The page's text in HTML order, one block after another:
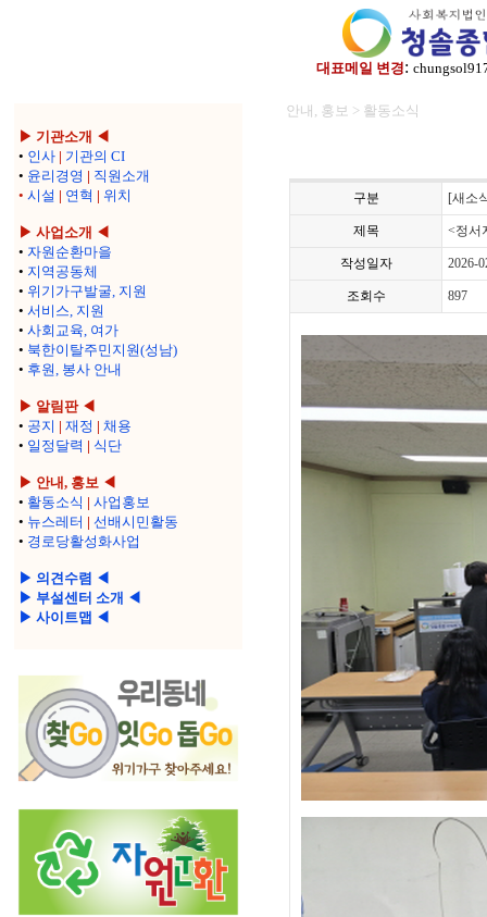
대표메일 변경:
▶ 기관소개 ◀
• 인사 | 기관의 CI
• 윤리경영 | 직원소개
• 시설 | 연혁 | 위치
▶ 사업소개 ◀
• 자원순환마을
• 지역공동체
• 위기가구발굴, 지원
• 서비스, 지원
• 사회교육, 여가
• 북한이탈주민지원(성남)
• 후원, 봉사 안내
▶ 알림판 ◀
• 공지 | 재정 | 채용
• 일정달력 | 식단
▶ 안내, 홍보 ◀
• 활동소식 | 사업홍보
• 뉴스레터 | 선배시민활동
• 경로당활성화사업
▶ 의견수렴 ◀
▶ 부설센터 소개 ◀
▶ 사이트맵 ◀
안내, 홍보 > 활동소식
구분 [새소
제목 <정서
작성일자 2026-
조회수 897